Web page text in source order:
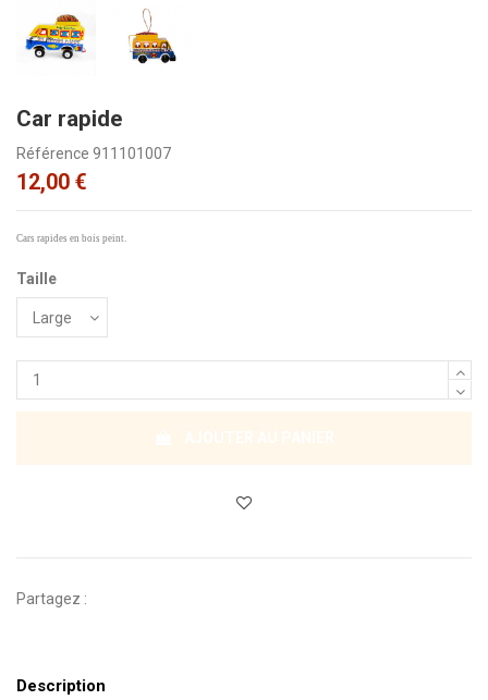
Car rapide
Référence 911101007
12,00 €
Cars rapides en bois peint.
Taille
Partagez :
Description